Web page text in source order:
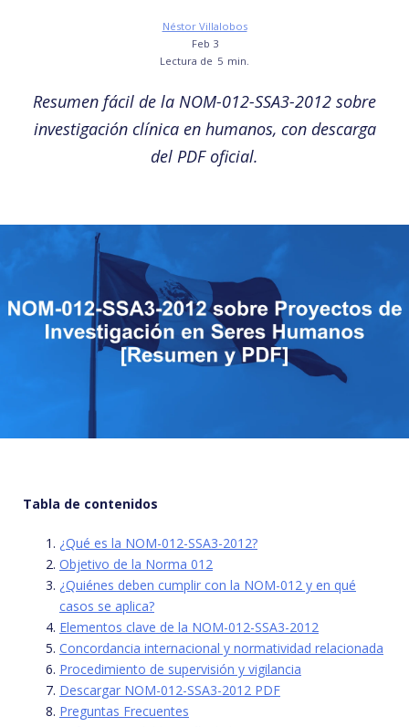
Néstor Villalobos
Feb 3
Lectura de 5 min.
Resumen fácil de la NOM-012-SSA3-2012 sobre
investigación clínica en humanos, con descarga
del PDF oficial.
Tabla de contenidos
¿Qué es la NOM-012-SSA3-2012?
Objetivo de la Norma 012
¿Quiénes deben cumplir con la NOM-012 y en qué
casos se aplica?
Elementos clave de la NOM-012-SSA3-2012
Concordancia internacional y normatividad relacionada
Procedimiento de supervisión y vigilancia
Descargar NOM-012-SSA3-2012 PDF
Preguntas Frecuentes